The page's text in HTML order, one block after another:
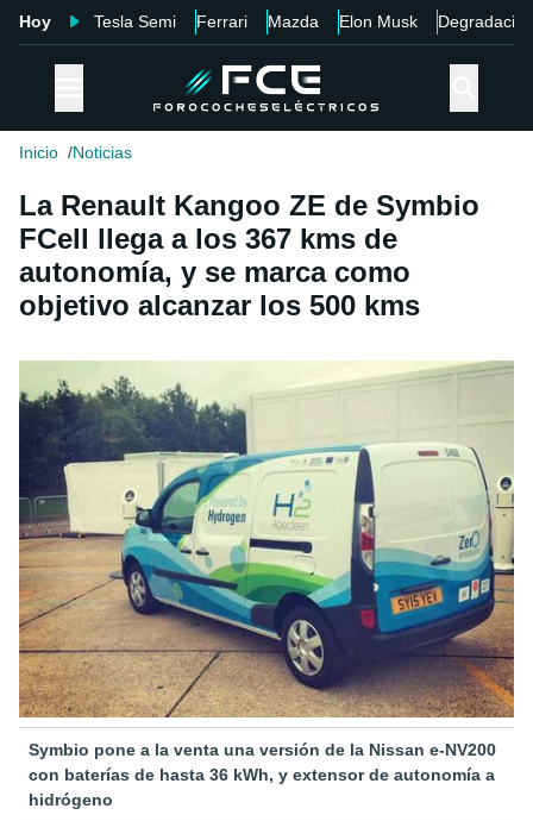
Hoy Tesla Semi Ferrari Mazda Elon Musk Degradación
Inicio Noticias
La Renault Kangoo ZE de Symbio
FCell llega a los 367 kms de
autonomía, y se marca como
objetivo alcanzar los 500 kms
Symbio pone a la venta una versión de la Nissan e-NV200
con baterías de hasta 36 kWh, y extensor de autonomía a
hidrógeno